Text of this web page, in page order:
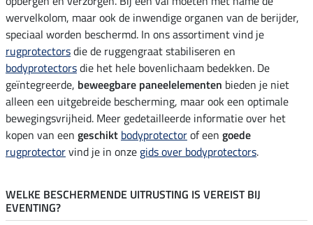
wervelkolom, maar ook de inwendige organen van de berijder,
speciaal worden beschermd. In ons assortiment vind je
rugprotectorsdie de ruggengraat stabiliseren en
bodyprotectorsdie het hele bovenlichaam bedekken. De
geïntegreerde, beweegbare paneelelementen bieden je niet
alleen een uitgebreide bescherming, maar ook een optimale
bewegingsvrijheid. Meer gedetailleerde informatie over het
kopen van een geschikt bodyprotectorof een goede
rugprotectorvind je in onze gids over bodyprotectors.
WELKE BESCHERMENDE UITRUSTING IS VEREIST BIJ
EVENTING?